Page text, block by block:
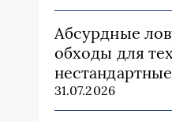
Абсурдные
обходы для
31.07.2026